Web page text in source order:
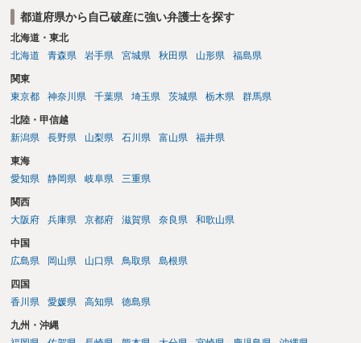
都道府県から自己破産に強い弁護士を探す
北海道・東北
北海道
青森県 岩手県 宮城県 秋田県 山形県 福島県
関東
東京都
神奈川県 千葉県 埼玉県 茨城県 栃木県 群馬県
北陸・甲信越
新潟県
長野県 山梨県 石川県 富山県 福井県
東海
愛知県
静岡県 岐阜県 三重県
関西
大阪府
兵庫県 京都府 滋賀県 奈良県 和歌山県
中国
広島県
岡山県 山口県 鳥取県 島根県
四国
香川県
愛媛県 高知県 徳島県
九州・沖縄